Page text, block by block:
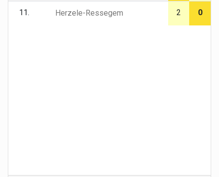
11. Herzele-Ressegem 2 0